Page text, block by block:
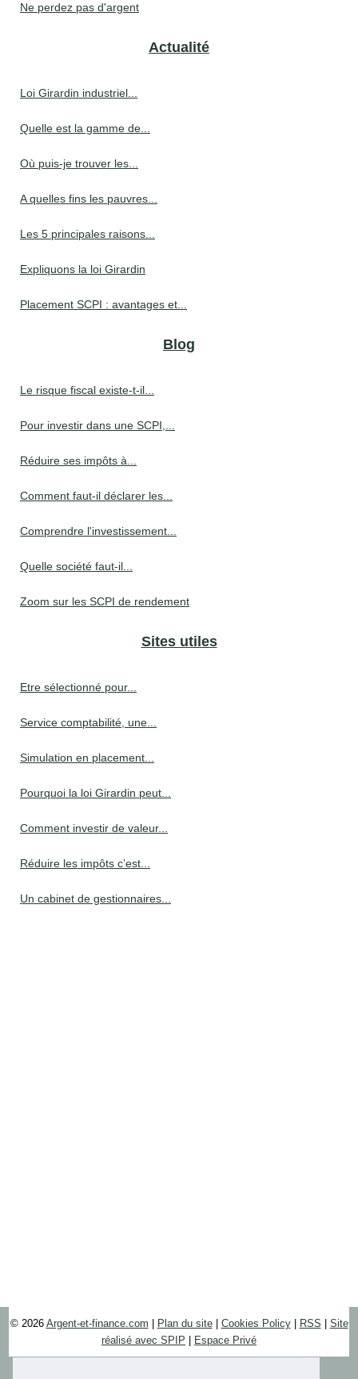
Ne perdez pas d'argent
Actualité
Loi Girardin industriel...
Quelle est la gamme de...
Où puis-je trouver les...
A quelles fins les pauvres...
Les 5 principales raisons...
Expliquons la loi Girardin
Placement SCPI : avantages et...
Blog
Le risque fiscal existe-t-il...
Pour investir dans une SCPI,...
Réduire ses impôts à...
Comment faut-il déclarer les...
Comprendre l'investissement...
Quelle société faut-il...
Zoom sur les SCPI de rendement
Sites utiles
Etre sélectionné pour...
Service comptabilité, une...
Simulation en placement...
Pourquoi la loi Girardin peut...
Comment investir de valeur...
Réduire les impôts c’est...
Un cabinet de gestionnaires...
© 2026 Argent-et-finance.com Plan du site| Cookies Policy| RSS
Site
réalisé avec SPIP
Espace Privé